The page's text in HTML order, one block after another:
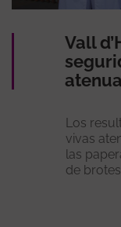
Vall
Los
vivas
las
de